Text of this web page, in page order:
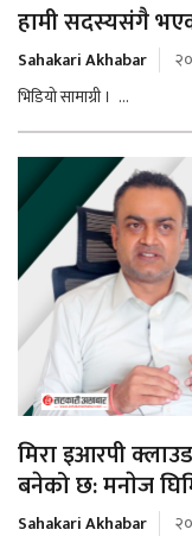
हामी सदस्यसंगै
Sahakari Akhabar
भिडियो सामाग्री । ...
मिरा इआरपी
बनेको छ: मनाेज
Sahakari Akhabar